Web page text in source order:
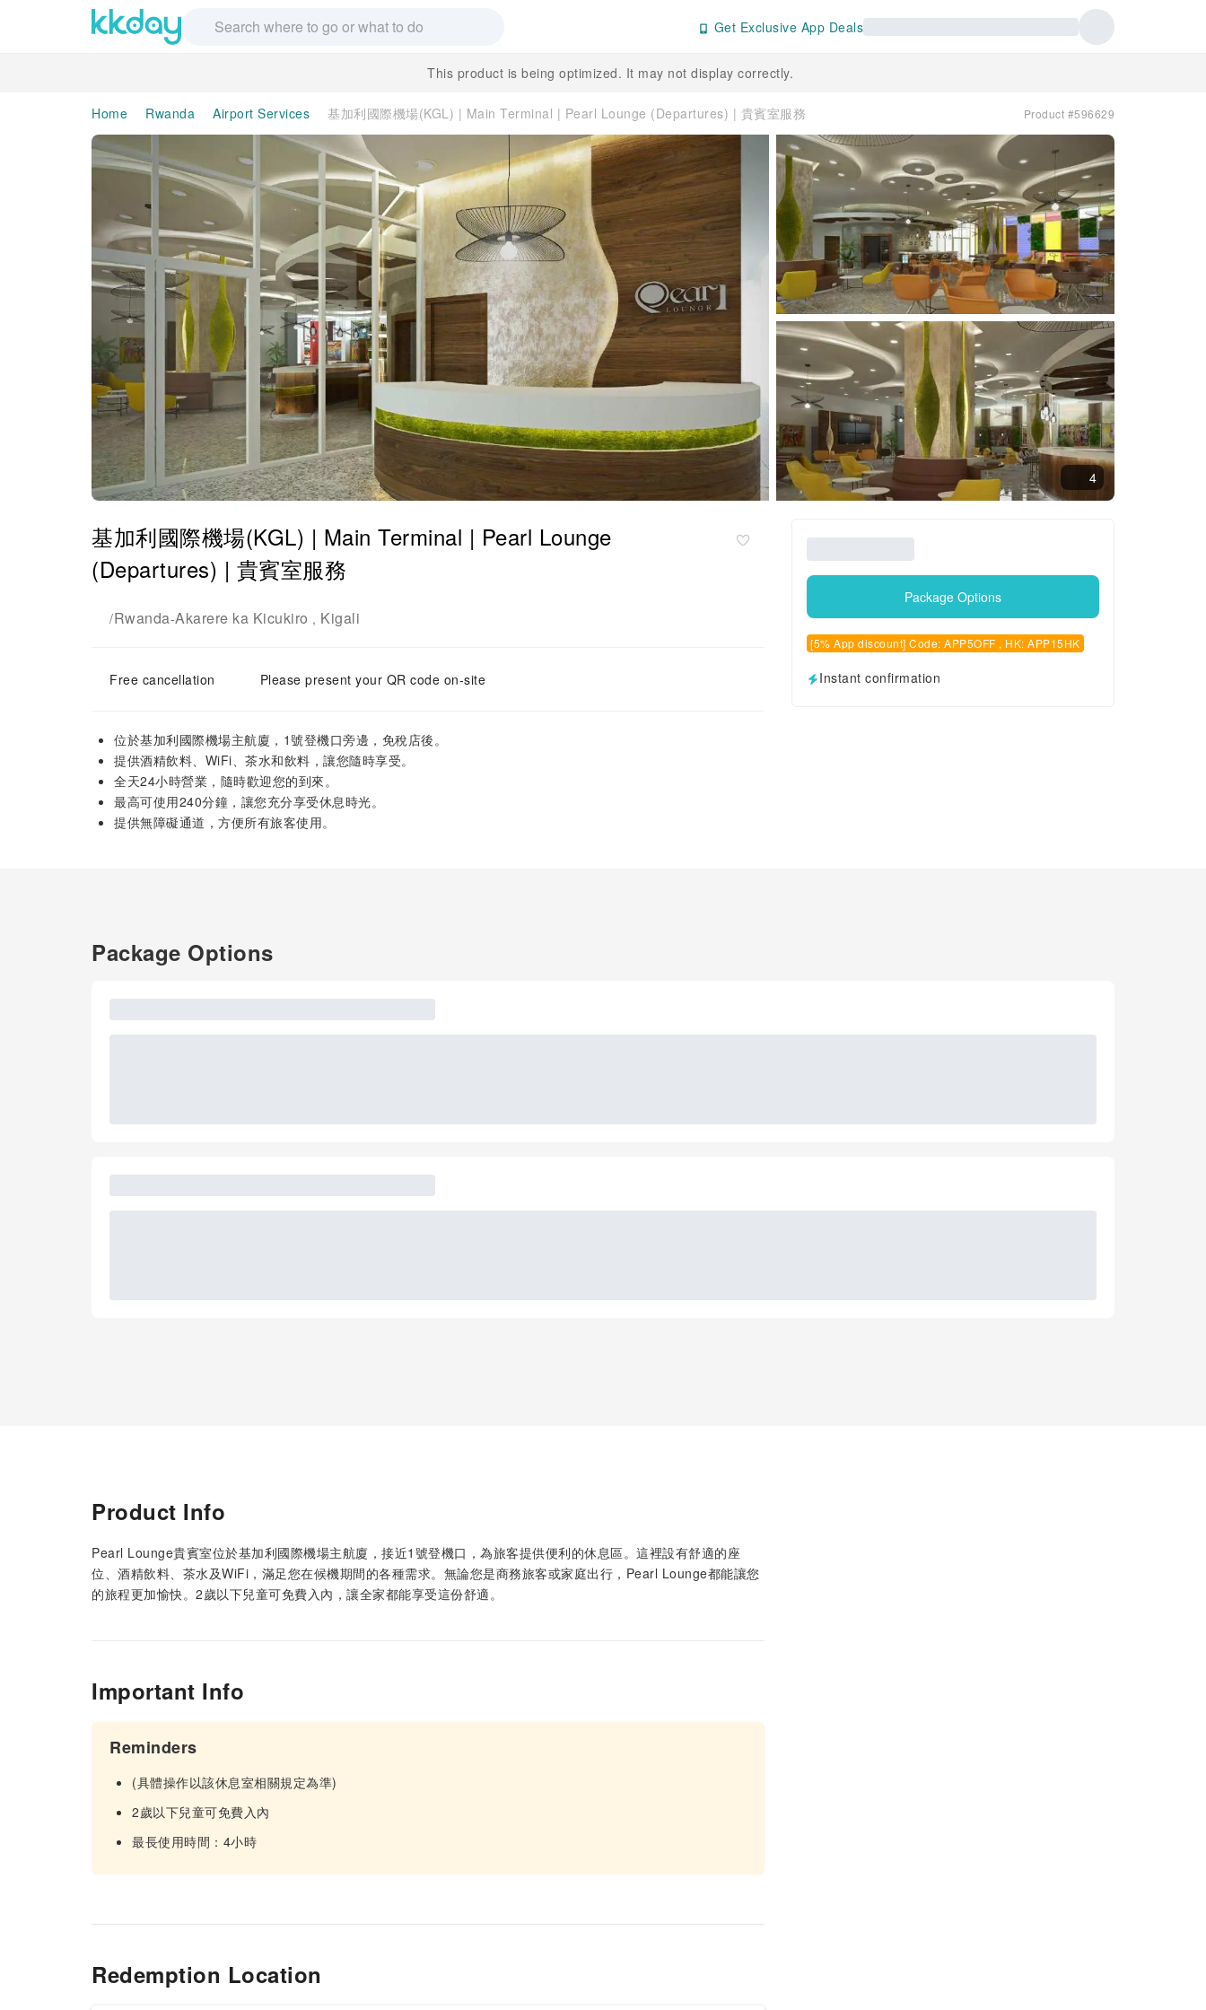
Get Exclusive App Deals
This product is being optimized. It may not display correctly.
Home Rwanda Airport Services 基加利國際機場(KGL) | Main Terminal | Pearl Lounge (Departures) | 貴賓室服務 Product #596629
4
基加利國際機場(KGL) | Main Terminal | Pearl Lounge
(Departures) | 貴賓室服務
/Rwanda-Akarere ka Kicukiro , Kigali
Free cancellation Please present your QR code on-site
位於基加利國際機場主航廈，1號登機口旁邊，免稅店後。
提供酒精飲料、WiFi、茶水和飲料，讓您隨時享受。
全天24小時營業，隨時歡迎您的到來。
最高可使用240分鐘，讓您充分享受休息時光。
提供無障礙通道，方便所有旅客使用。
Package Options
[5% App discount] Code: APP5OFF , HK: APP15HK
Instant confirmation
Package Options
Product Info
Pearl Lounge貴賓室位於基加利國際機場主航廈，接近1號登機口，為旅客提供便利的休息區。這裡設有舒適的座
位、酒精飲料、茶水及WiFi，滿足您在候機期間的各種需求。無論您是商務旅客或家庭出行，Pearl Lounge都能讓您
的旅程更加愉快。2歲以下兒童可免費入內，讓全家都能享受這份舒適。
Important Info
Reminders
(具體操作以該休息室相關規定為準)
2歲以下兒童可免費入內
最長使用時間：4小時
Redemption Location